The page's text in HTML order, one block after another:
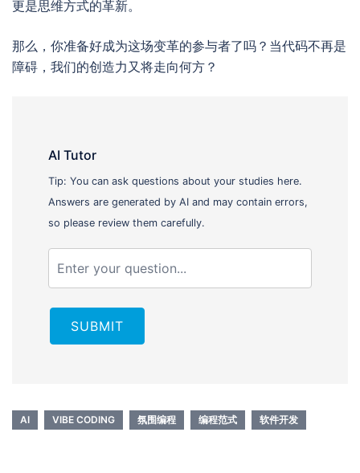
更是思维方式的革新。
那么，你准备好成为这场变革的参与者了吗？当代码不再是
障碍，我们的创造力又将走向何方？
AI Tutor
Tip: You can ask questions about your studies here.
Answers are generated by AI and may contain errors,
so please review them carefully.
SUBMIT
AI VIBE CODING 氛围编程 编程范式 软件开发